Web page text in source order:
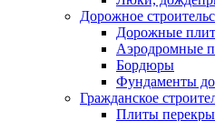
Дорожное
Дорожные
Аэродромные
Бордюры
Фундаменты
Гражданское
Плиты